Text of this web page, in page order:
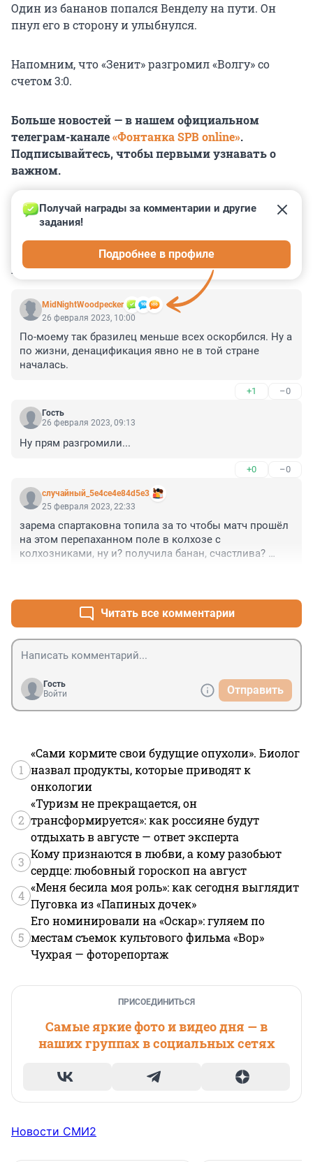
Один из бананов попался Венделу на пути. Он
пнул его в сторону и улыбнулся.
Напомним, что «Зенит» разгромил «Волгу» со
счетом 3:0.
Больше новостей — в нашем официальном
телеграм-канале«Фонтанка SPB online».
Подписывайтесь, чтобы первыми узнавать о
важном.
КОММЕНТАРИИ 24
MidNightWoodpecker
Получай награды за комментарии и другие
задания!
Подробнее в профиле
26 февраля 2023, 10:00
По-моему так бразилец меньше всех оскорбился. Ну а
по жизни, денацификация явно не в той стране
началась.
+1 –0
Гость
26 февраля 2023, 09:13
Ну прям разгромили...
+0 –0
случайный_5e4ce4e84d5e3
25 февраля 2023, 22:33
зарема спартаковна топила за то чтобы матч прошёл
на этом перепаханном поле в колхозе с
колхозниками, ну и? получила банан, счастлива?
Читать все комментарии
Гость
Войти
Отправить
1
«Сами кормите свои будущие опухоли». Биолог
назвал продукты, которые приводят к
онкологии
2
«Туризм не прекращается, он
трансформируется»: как россияне будут
отдыхать в августе — ответ эксперта
3
Кому признаются в любви, а кому разобьют
сердце: любовный гороскоп на август
4
«Меня бесила моя роль»: как сегодня выглядит
Пуговка из «Папиных дочек»
5
Его номинировали на «Оскар»: гуляем по
местам съемок культового фильма «Вор»
Чухрая — фоторепортаж
ПРИСОЕДИНИТЬСЯ
Самые яркие фото и видео дня — в
наших группах в социальных сетях
Новости СМИ2